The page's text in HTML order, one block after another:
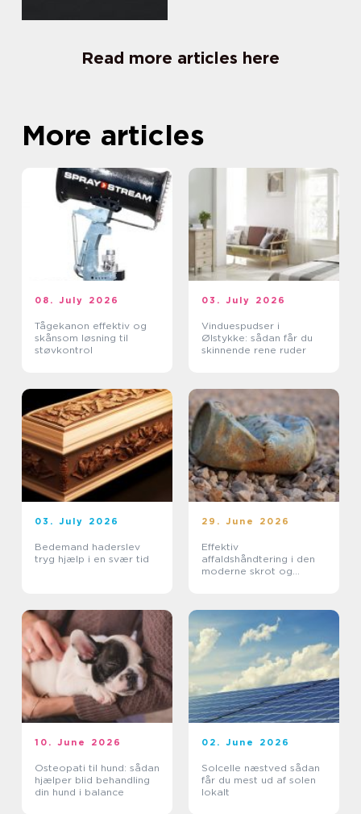
Read more articles here
More articles
08. July 2026
Tågekanon effektiv og
skånsom løsning til
støvkontrol
03. July 2026
Vinduespudser i
Ølstykke: sådan får du
skinnende rene ruder
03. July 2026
Bedemand haderslev
tryg hjælp i en svær tid
29. June 2026
Effektiv
affaldshåndtering i den
moderne skrot og
10. June 2026
Osteopati til hund: sådan
hjælper blid behandling
din hund i balance
02. June 2026
Solcelle næstved sådan
får du mest ud af solen
lokalt